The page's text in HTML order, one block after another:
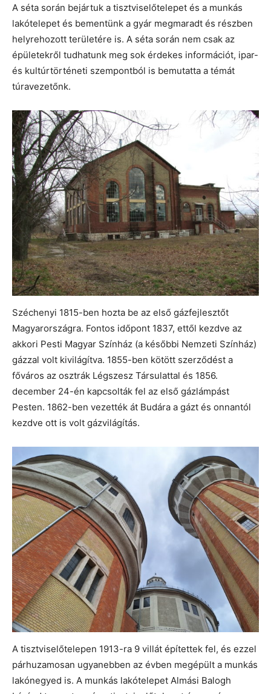
A séta során bejártuk a tisztviselőtelepet és a munkás
lakótelepet és bementünk a gyár megmaradt és részben
helyrehozott területére is. A séta során nem csak az
épületekről tudhatunk meg sok érdekes információt, ipar-
és kultúrtörténeti szempontból is bemutatta a témát
túravezetőnk.
Széchenyi 1815-ben hozta be az első gázfejlesztőt
Magyarországra. Fontos időpont 1837, ettől kezdve az
akkori Pesti Magyar Színház (a későbbi Nemzeti Színház)
gázzal volt kivilágítva. 1855-ben kötött szerződést a
főváros az osztrák Légszesz Társulattal és 1856.
december 24-én kapcsolták fel az első gázlámpást
Pesten. 1862-ben vezették át Budára a gázt és onnantól
kezdve ott is volt gázvilágítás.
A tisztviselőtelepen 1913-ra 9 villát építettek fel, és ezzel
párhuzamosan ugyanebben az évben megépült a munkás
lakónegyed is. A munkás lakótelepet Almási Balogh